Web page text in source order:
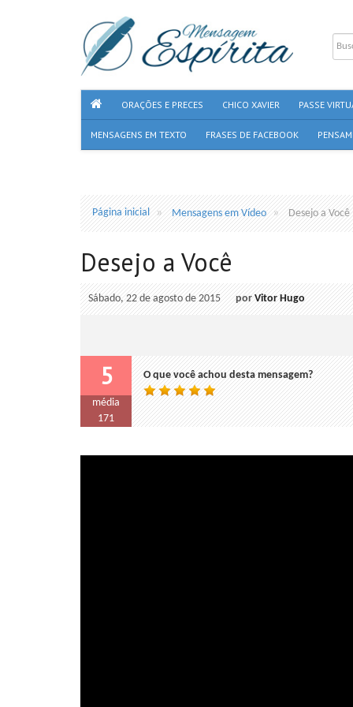
ORAÇÕES E PRECES CHICO XAVIER PASSE
MENSAGENS EM TEXTO FRASES DE FACEBOOK
Página inicial Mensagens em Vídeo Desejo a Você
Desejo a Você
Sábado, 22 de agosto de 2015 porVitor Hugo
5
média
171
O que você achou desta mensagem?